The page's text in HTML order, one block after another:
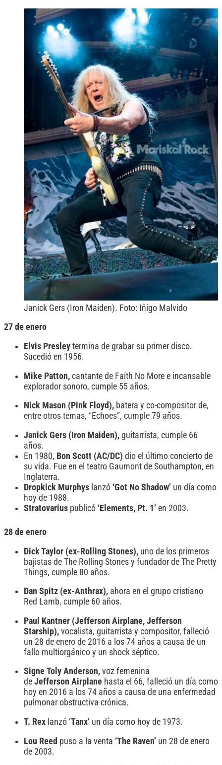
Janick Gers (Iron Maiden). Foto: Iñigo Malvido
27 de enero
Elvis Presley termina de grabar su primer disco.
Sucedió en 1956.
Mike Patton, cantante de Faith No More e incansable
explorador sonoro, cumple 55 años.
Nick Mason (Pink Floyd), batera y co-compositor de,
entre otros temas, “Echoes”, cumple 79 años.
Janick Gers (Iron Maiden), guitarrista, cumple 66
años.
En 1980, Bon Scott (AC/DC) dio el último concierto de
su vida. Fue en el teatro Gaumont de Southampton, en
Inglaterra.
Dropkick Murphys lanzó ‘Got No Shadow’ un día como
hoy de 1988.
Stratovarius publicó ‘Elements, Pt. 1’ en 2003.
28 de enero
Dick Taylor (ex-Rolling Stones), uno de los primeros
bajistas de The Rolling Stones y fundador de The Pretty
Things, cumple 80 años.
Dan Spitz (ex-Anthrax), ahora en el grupo cristiano
Red Lamb, cumple 60 años.
Paul Kantner (Jefferson Airplane, Jefferson
Starship), vocalista, guitarrista y compositor, falleció
un 28 de enero de 2016 a los 74 años a causa de un
fallo multiorgánico y un shock séptico.
Signe Toly Anderson, voz femenina
de Jefferson Airplane hasta el 66, falleció un día como
hoy en 2016 a los 74 años a causa de una enfermedad
pulmonar obstructiva crónica.
T. Rex lanzó ‘Tanx’ un día como hoy de 1973.
Lou Reed puso a la venta ‘The Raven’ un 28 de enero
de 2003.